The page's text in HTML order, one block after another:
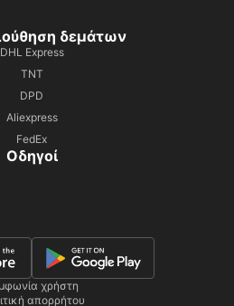
δεμάτων
DHL Express
TNT
DPD
Aliexpress
FedEx
Οδηγοί
χρήστη
απορρήτου